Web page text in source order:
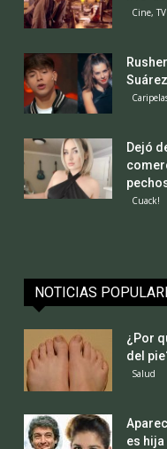
Cine,
Dejó
Cuack!
NOTICIAS
¿Por
del
Salud
es hija